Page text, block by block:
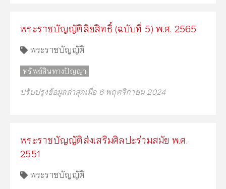
พระราชบัญญัติลิขสิทธิ์ (ฉบับที่ 5) พ.ศ. 2565
พระราชบัญญัติ
ทรัพย์สินทางปัญญา
ปรับปรุงข้อมูลล่าสุดเมื่อ 6 พฤศจิกายน 2024
พระราชบัญญัติส่งเสริมศิลปะร่วมสมัย พ.ศ.
2551
พระราชบัญญัติ